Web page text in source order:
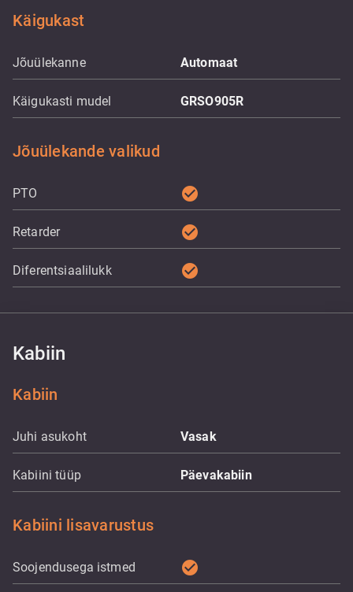
Käigukast
Jõuülekanne Automaat
Käigukasti mudel GRSO905R
Jõuülekande valikud
PTO check_circle
Retarder check_circle
Diferentsiaalilukk check_circle
Kabiin
Kabiin
Juhi asukoht Vasak
Kabiini tüüp Päevakabiin
Kabiini lisavarustus
Soojendusega istmed check_circle